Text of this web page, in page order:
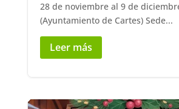
28 de noviembre al 9 de
(Ayuntamiento de Cartes) Sede...
Leer más